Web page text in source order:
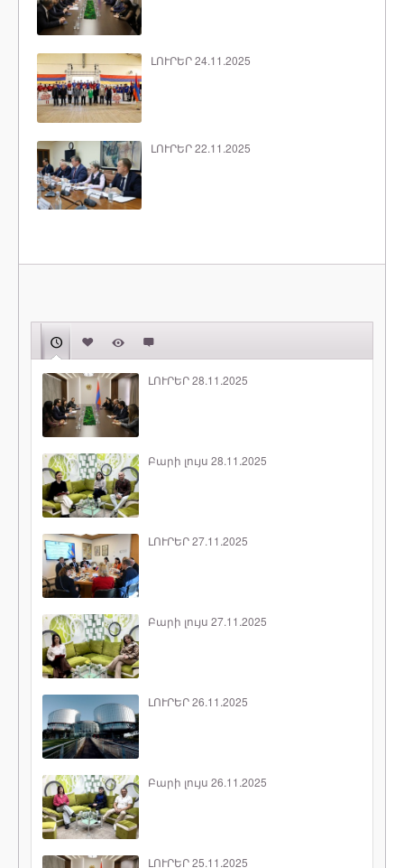
ԼՈՒՐԵՐ 24.11.2025
ԼՈՒՐԵՐ 22.11.2025
ԼՈՒՐԵՐ 28.11.2025
Բարի լույս 28.11.2025
ԼՈՒՐԵՐ 27.11.2025
Բարի լույս 27.11.2025
ԼՈՒՐԵՐ 26.11.2025
Բարի լույս 26.11.2025
ԼՈՒՐԵՐ 25.11.2025